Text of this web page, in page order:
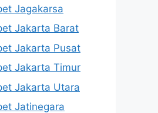
Jagakarsa
Jakarta Barat
Jakarta Pusat
Jakarta Timur
Jakarta Utara
Jatinegara